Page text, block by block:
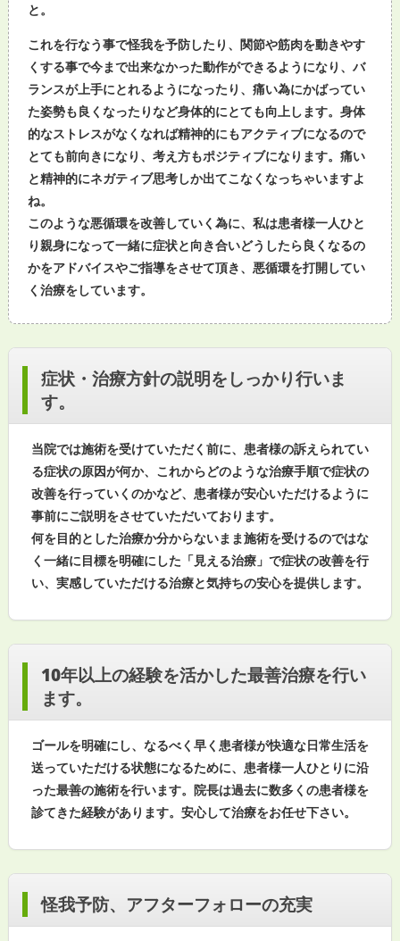
と。
これを行なう事で怪我を予防したり、関節や筋肉を動きやす
くする事で今まで出来なかった動作ができるようになり、バ
ランスが上手にとれるようになったり、痛い為にかばってい
た姿勢も良くなったりなど身体的にとても向上します。身体
的なストレスがなくなれば精神的にもアクティブになるので
とても前向きになり、考え方もポジティブになります。痛い
と精神的にネガティブ思考しか出てこなくなっちゃいますよ
ね。
このような悪循環を改善していく為に、私は患者様一人ひと
り親身になって一緒に症状と向き合いどうしたら良くなるの
かをアドバイスやご指導をさせて頂き、悪循環を打開してい
く治療をしています。
症状・治療方針の説明をしっかり行いま
す。
当院では施術を受けていただく前に、患者様の訴えられてい
る症状の原因が何か、これからどのような治療手順で症状の
改善を行っていくのかなど、患者様が安心いただけるように
事前にご説明をさせていただいております。
何を目的とした治療か分からないまま施術を受けるのではな
く一緒に目標を明確にした「見える治療」で症状の改善を行
い、実感していただける治療と気持ちの安心を提供します。
10年以上の経験を活かした最善治療を行い
ます。
ゴールを明確にし、なるべく早く患者様が快適な日常生活を
送っていただける状態になるために、患者様一人ひとりに沿
った最善の施術を行います。院長は過去に数多くの患者様を
診てきた経験があります。安心して治療をお任せ下さい。
怪我予防、アフターフォローの充実